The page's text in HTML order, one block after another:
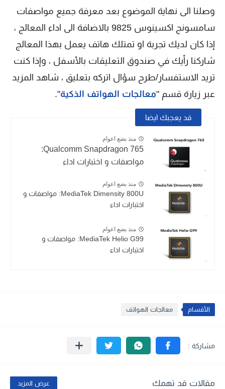
وصلنا الى نهاية الموضوع بعد معرفة جميع مواصفات
سامسونج اكسينوس 9825 بالاضافة الى اداء المعالج ،
إذا كان لديك تجربة او تمتلك هاتف يعمل بهذا المعالج
شاركنا رأيك في صندوق التعليقات بالأسفل ، وإذا كنت
تريد الاستفسار/طرح سؤال اتركه بتعليق ، شاهد المزيد
عبر زيارة قسم "معالجات الهواتف الذكية".
قد يعجبك ايضا
منذ بضع اعوام
Qualcomm Snapdragon 765:
مواصفات و اختبارات اداء
منذ بضع اعوام
MediaTek Dimensity 800U: مواصفات و
اختبارات اداء
منذ بضع اعوام
MediaTek Helio G99: مواصفات و
اختبارات اداء
الأقسام معالجات الهواتف
مقالات قد تهمك عرض المزيد